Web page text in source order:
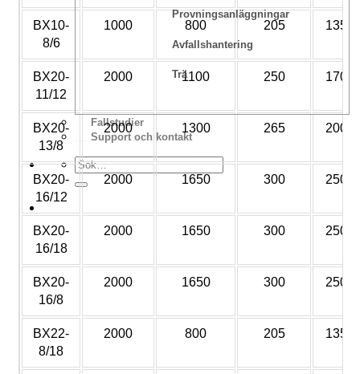
Provningsanläggningar
Avfallshantering
Trä
Fallstudier
Support och kontakt
BX10-
8/6
1000 800 205 1350
BX20-
11/12
2000 1100 250 1700
BX20-
13/8
2000 1300 265 2000
BX20-
16/12
2000 1650 300 2500
BX20-
16/18
2000 1650 300 2500
BX20-
16/8
2000 1650 300 2500
BX22-
8/18
2000 800 205 1350